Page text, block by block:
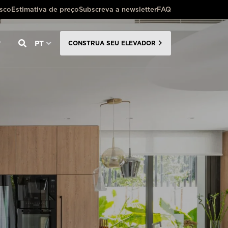
Estimativa de preçoSubscreva a newsletterFAQ
PT CONSTRUA SEU ELEVADOR